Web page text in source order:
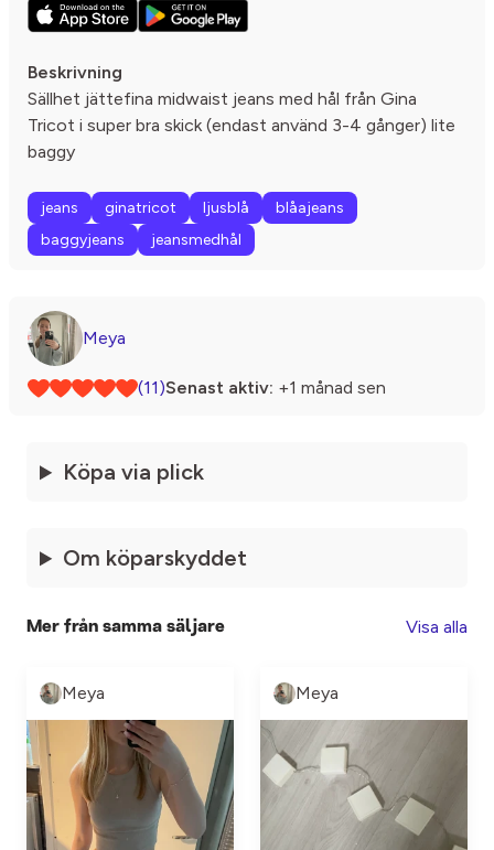
Beskrivning
Sällhet jättefina midwaist jeans med hål från Gina
Tricot i super bra skick (endast använd 3-4 gånger) lite
baggy
jeans ginatricot ljusblå
blåajeans
baggyjeans
jeansmedhål
Meya
(11)Senast aktiv: +1 månad sen
Köpa via plick
Om köparskyddet
Mer från samma säljare Visa alla
Meya Meya